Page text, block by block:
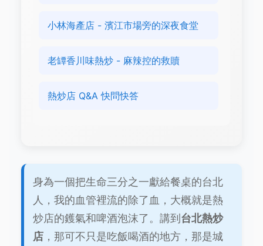
小林海產店 - 濱江市場旁的深夜食堂
老罈香川味熱炒 - 麻辣控的救贖
熱炒店 Q&A 快問快答
身為一個把生命三分之一獻給餐桌的台北
人，我的血管裡流的除了血，大概就是熱
炒店的鑊氣和啤酒泡沫了。講到 台北熱炒
店 ，那可不只是吃飯喝酒的地方，那是城